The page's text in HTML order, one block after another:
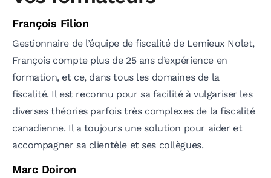
François Filion
Gestionnaire de l’équipe de fiscalité de Lemieux Nolet,
François compte plus de 25 ans d’expérience en
formation, et ce, dans tous les domaines de la
fiscalité. Il est reconnu pour sa facilité à vulgariser les
diverses théories parfois très complexes de la fiscalité
canadienne. Il a toujours une solution pour aider et
accompagner sa clientèle et ses collègues.
Marc Doiron